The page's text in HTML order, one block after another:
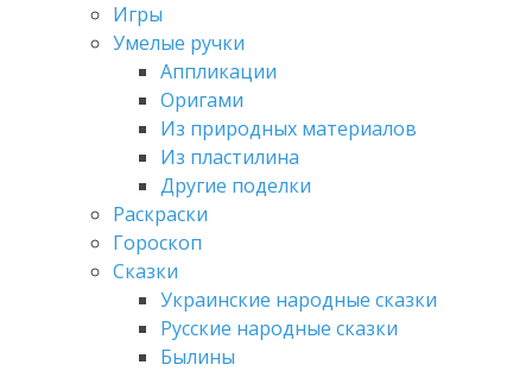
Игры
Умелые ручки
Аппликации
Оригами
Из природных материалов
Из пластилина
Другие поделки
Раскраски
Гороскоп
Сказки
Украинские народные сказки
Русские народные сказки
Былины